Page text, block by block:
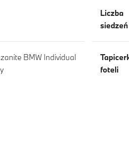
BMW Individual
Liczba
siedzeń
foteli